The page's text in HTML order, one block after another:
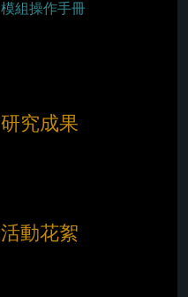
模組操作手冊
研究成果
活動花絮